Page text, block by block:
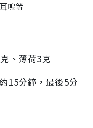
鳴等
、薄荷3克
15分鐘，最後5分